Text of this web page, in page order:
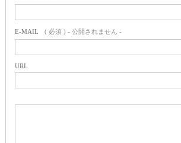
E-MAIL ( 必須 ) - 公開されません -
URL